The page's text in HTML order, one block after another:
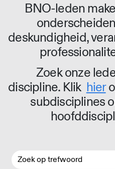
BNO-leden
deskundigheid,
Zoek onze
discipline. Klik hier
subdisciplines